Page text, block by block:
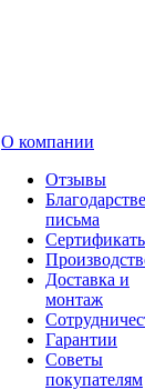
О компании
Отзывы
письма
Доставка и
монтаж
Гарантии
Советы
покупателям